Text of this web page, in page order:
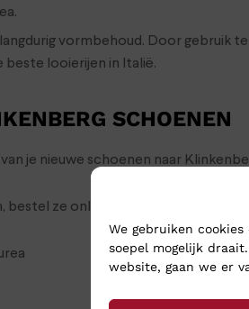
We gebruiken
soepel mogelijk
website, gaan we er
vormbehoud. Door gebruik
beste looierijen in Italië.
SCHOENEN
je nieuwe schoenen naar
bestel ze online in onze webshop.